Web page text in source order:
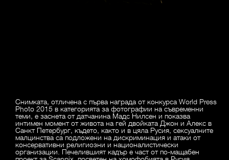
Снимката, отличена с първа награда от конкурса World Press
Photo 2015 в категорията за фотографии на съвременни
теми, е заснета от датчанина Мадс Нилсен и показва
интимен момент от живота на гей двойката Джон и Алекс в
Санкт Петербург, където, както и в цяла Русия, сексуалните
малцинства са подложени на дискриминация и атаки от
консервативни религиозни и националистически
организации. Печелившият кадър е част от по-мащабен